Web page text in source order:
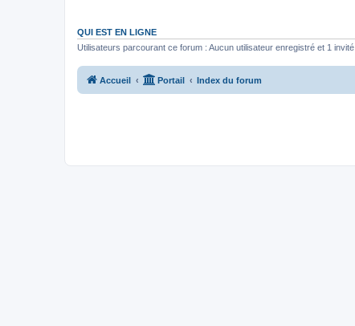
QUI EST EN LIGNE
Utilisateurs parcourant ce forum : Aucun utilisateur enregistré et 1 invité
Accueil Portail Index du forum